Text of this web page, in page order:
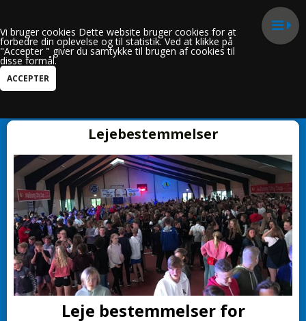
Lejebestemmelser
Leje bestemmelser for
Vi bruger cookies Dette website bruger cookies for at
forbedre din oplevelse og til statistik. Ved at klikke på
"Accepter " giver du samtykke til brugen af cookies til
disse formål.